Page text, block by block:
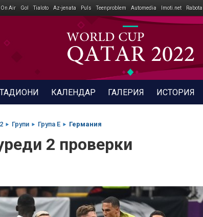
Air Gol Tialoto Az-jenata Puls Teenproblem Automedia Imoti.net Rabota
КАЛЕНДАР ГАЛЕРИЯ ИСТОРИЯ
Групи Група E Германия
2 проверки